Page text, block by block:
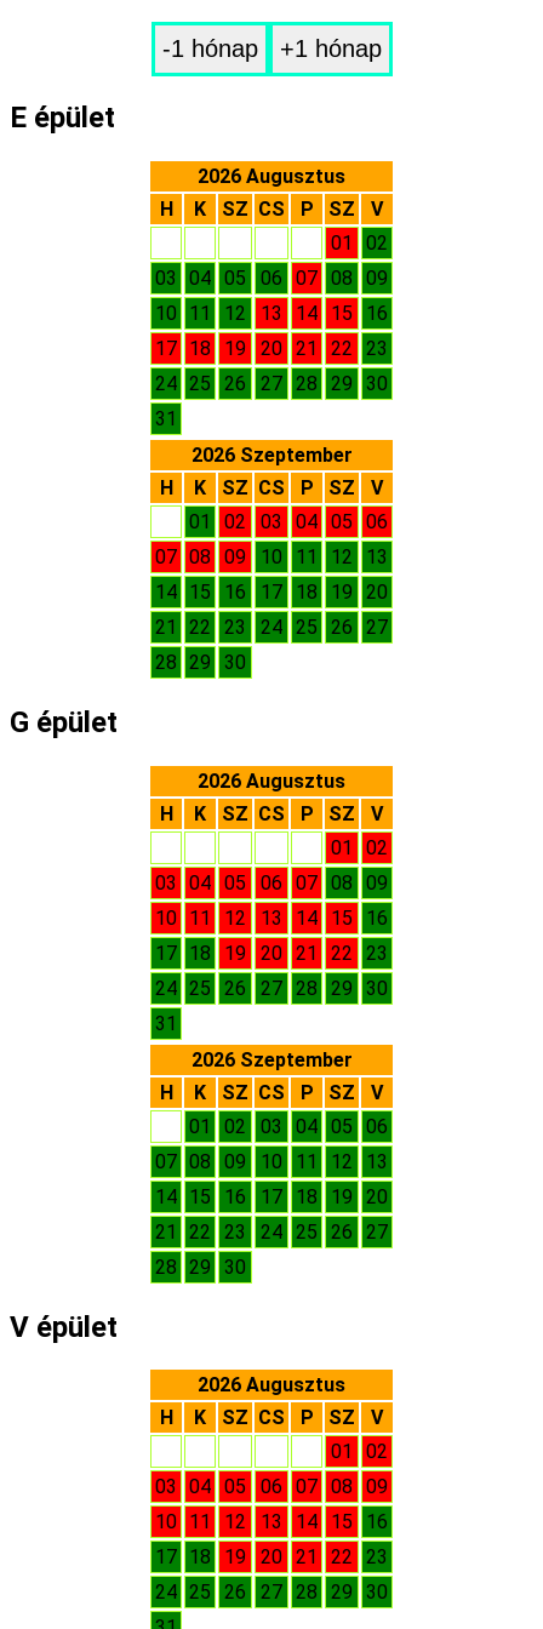
-1 hónap +1 hónap
E épület
2026 Augusztus
H
K SZ CS P SZ
V
01
02
03
04 05 06 07 08
09
10
11 12 13 14 15
16
17 18 19 20 21 22
23
24 25 26 27 28 29
30
31
2026 Szeptember
H
K SZ CS P SZ
V
01
02 03 04 05
06
07 08 09 10 11 12
13
14 15 16 17 18 19
20
21
22 23 24 25 26
27
28 29 30
G épület
2026 Augusztus
H
K SZ CS P SZ
V
01
02
03
04 05 06 07 08
09
10 11 12 13 14 15
16
17 18 19 20 21 22
23
24 25 26 27 28 29
30
31
2026 Szeptember
H
K SZ CS P SZ
V
01
02 03 04 05
06
07 08 09 10 11 12
13
14 15 16 17 18 19
20
21
22 23 24 25 26
27
28
29 30
V épület
2026 Augusztus
H
K SZ CS P SZ
V
01
02
03
04 05 06 07 08 09
10 11 12 13 14 15
16
17 18 19 20 21 22
23
24 25 26 27 28 29
30